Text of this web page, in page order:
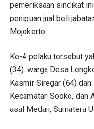
pemeriksaan sindikat
penipuan jual beli
Mojokerto.
Ke-4 pelaku tersebut
(34), warga Desa
Kasmir Siregar (64)
Kecamatan Sooko, dan
asal Medan, Sumatera